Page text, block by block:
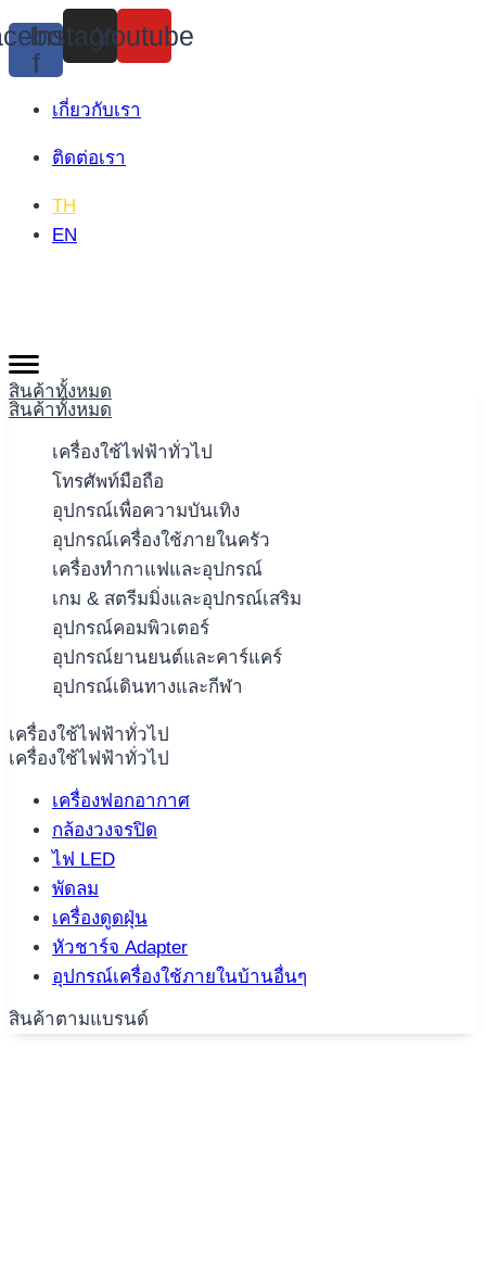
Skip
to
content
f
Instagram
Youtube
เกี่ยวกับเรา
ติดต่อเรา
TH
EN
สินค้าทั้งหมด
สินค้าทั้งหมด
เครื่องใช้ไฟฟ้าทั่วไป
โทรศัพท์มือถือ
อุปกรณ์เพื่อความบันเทิง
อุปกรณ์เครื่องใช้ภายในครัว
เครื่องทำกาแฟและอุปกรณ์
เกม & สตรีมมิ่งและอุปกรณ์เสริม
อุปกรณ์คอมพิวเตอร์
อุปกรณ์ยานยนต์และคาร์แคร์
อุปกรณ์เดินทางและกีฬา
เครื่องใช้ไฟฟ้าทั่วไป
เครื่องใช้ไฟฟ้าทั่วไป
เครื่องฟอกอากาศ
กล้องวงจรปิด
ไฟ LED
พัดลม
เครื่องดูดฝุ่น
หัวชาร์จ Adapter
อุปกรณ์เครื่องใช้ภายในบ้านอื่นๆ
สินค้าตามแบรนด์